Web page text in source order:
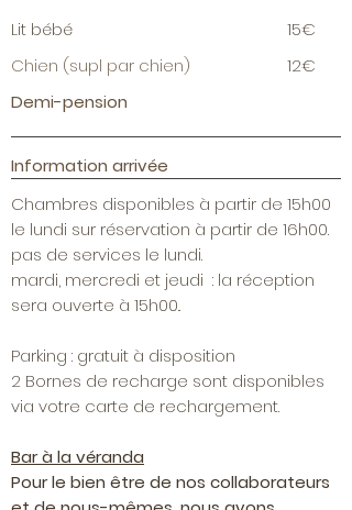
Lit bébé
15€
Chien (supl par chien)
12€
Demi-pension
Information arrivée
Chambres disponibles à partir de 15h00
le lundi sur réservation à partir de 16h00.
pas de services le lundi.
mardi, mercredi et jeudi : la réception
sera ouverte à 15h00..
Parking : gratuit à disposition
2 Bornes de recharge sont disponibles
via votre carte de rechargement.
Bar à la véranda
Pour le bien être de nos collaborateurs